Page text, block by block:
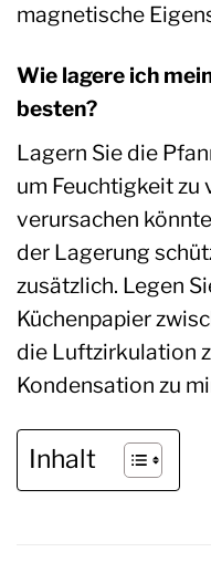
magnetische
Wie lagere ich
besten?
Lagern Sie die
um Feuchtigkeit zu
verursachen
der Lagerung
zusätzlich. Legen
Küchenpapier
die Luftzirkulation
Kondensation zu
Inhalt